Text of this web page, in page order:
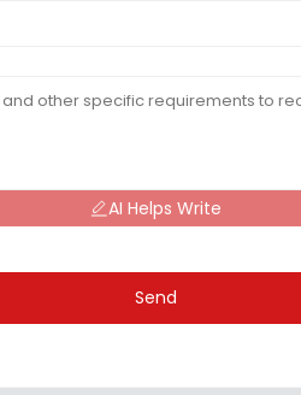
AI Helps Write
Send